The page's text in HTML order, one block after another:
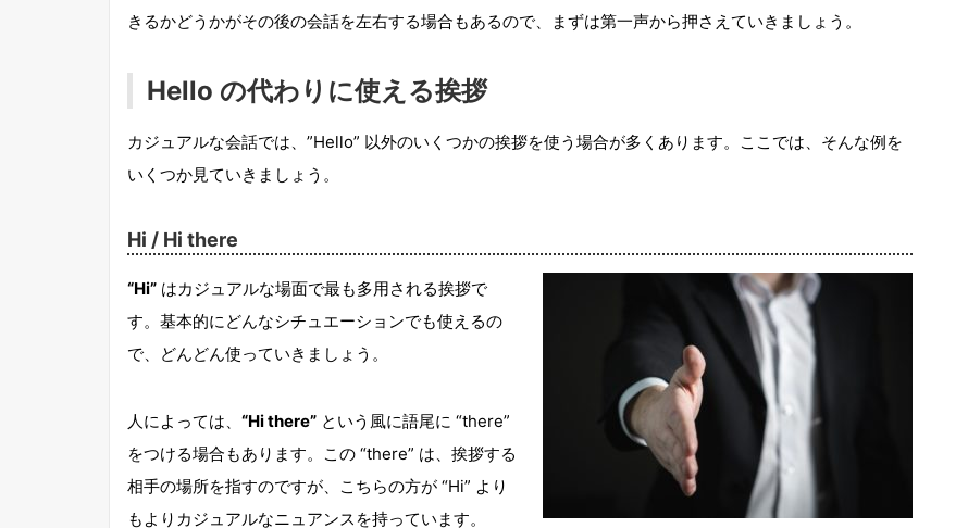
きるかどうかがその後の会話を左右する場合もあるので、まずは第一声から押さえていきましょう。
Hello の代わりに使える挨拶
カジュアルな会話では、”Hello” 以外のいくつかの挨拶を使う場合が多くあります。ここでは、そんな例を
いくつか見ていきましょう。
Hi / Hi there
“Hi”はカジュアルな場面で最も多用される挨拶で
す。基本的にどんなシチュエーションでも使えるの
で、どんどん使っていきましょう。
人によっては、 “Hi there”という風に語尾に “there”
をつける場合もあります。この “there” は、挨拶する
相手の場所を指すのですが、こちらの方が “Hi” より
もよりカジュアルなニュアンスを持っています。